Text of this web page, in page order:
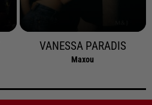
VANESSA PARADIS
Maxou